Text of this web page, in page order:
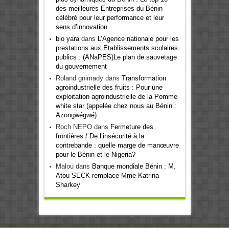
des meilleures Entreprises du Bénin
célébré pour leur performance et leur
sens d’innovation
bio yaradans
L’Agence nationale pour les
prestations aux Etablissements scolaires
publics : (ANaPES)Le plan de sauvetage
du gouvernement
Roland gnimadydans Transformation
agroindustrielle des fruits : Pour une
exploitation agroindustrielle de la Pomme
white star (appelée chez nous au Bénin :
Azongwégwé)
Roch NEPOdans Fermeture des
frontières / De l’insécurité à la
contrebande : quelle marge de manœuvre
pour le Bénin et le Nigeria?
Maloudans Banque mondiale Bénin : M.
Atou SECK remplace Mme Katrina
Sharkey